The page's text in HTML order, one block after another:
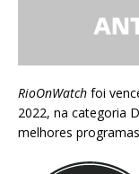
RioOnWatch foi
2022, na categoria
melhores